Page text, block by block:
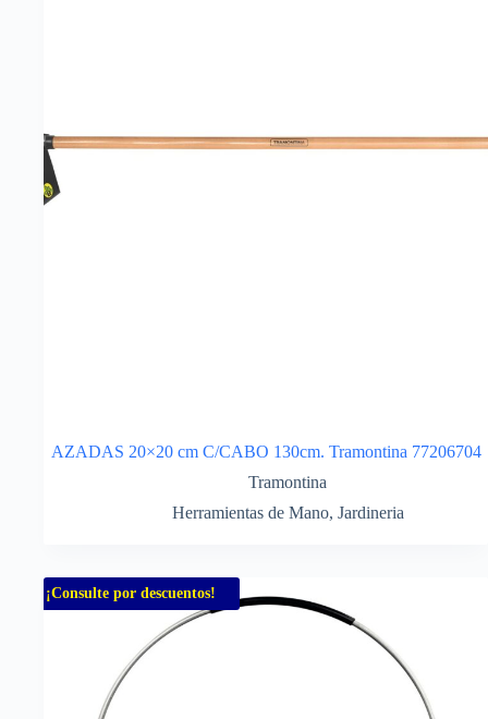
AZADAS 20×20 cm C/CABO 130cm. Tramontina 77206704
Tramontina
Herramientas de Mano, Jardineria
¡Consulte por descuentos!